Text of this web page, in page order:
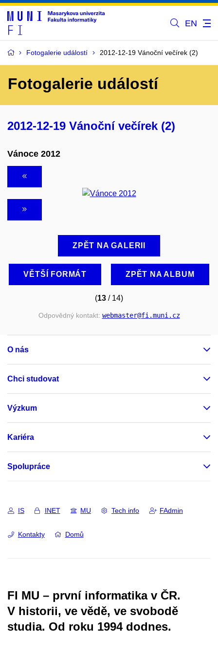
EN
Fotogalerie událostí 2012-12-19 Vánoční večírek (2)
Fotogalerie událostí
2012-12-19 Vánoční večírek (2)
Vánoce 2012
ZPĚT NA GALERII
VĚTŠÍ FORMÁT ZPĚT NA ALBUM
(13 / 14)
Odpovědný kontakt: webmaster@fi.muni.cz
O nás
Chci studovat
Výzkum
Kariéra
Spolupráce
IS INET MU Tech info FAdmin
Kontakty Domů
FI MU – první informatika v ČR.
V historii, ve vědě, ve svobodě
studia. Od roku 1994 dodnes.